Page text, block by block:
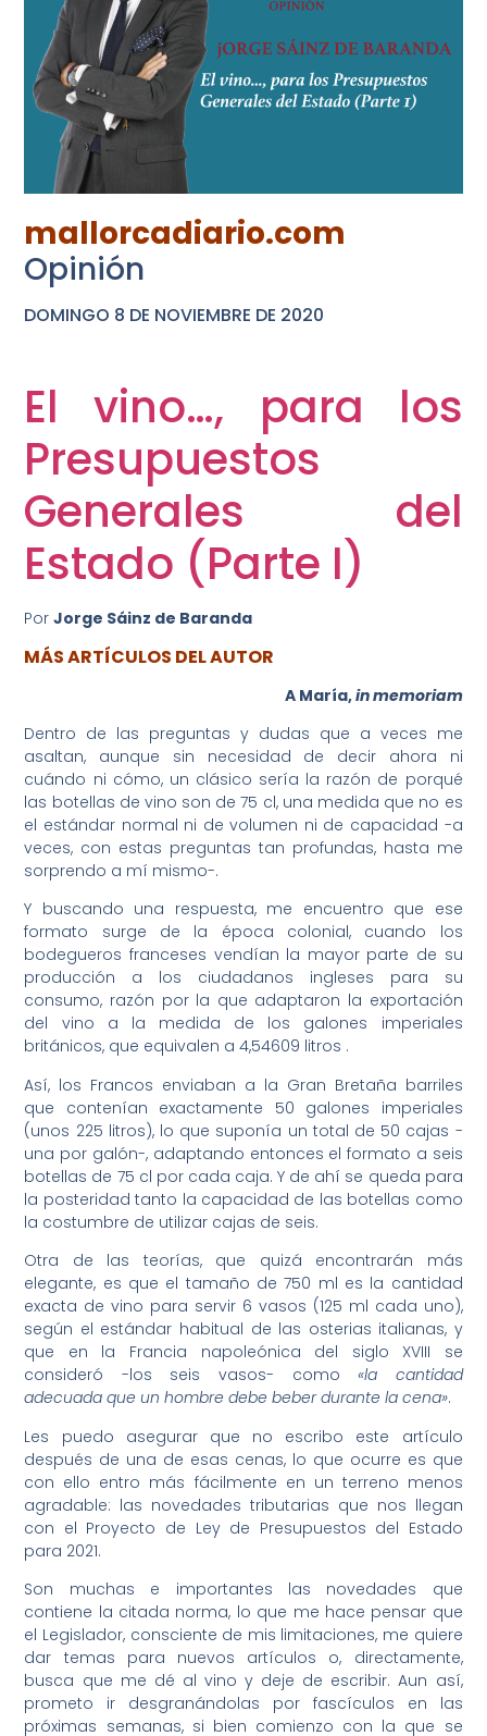
mallorcadiario.com
Opinión
DOMINGO 8 DE NOVIEMBRE DE 2020
El vino…, para los
Presupuestos
Generales del
Estado (Parte I)
PorJorge Sáinz de Baranda
MÁS ARTÍCULOS DEL AUTOR
A María,in memoriam
Dentro de las preguntas y dudas que a veces me
asaltan, aunque sin necesidad de decir ahora ni
cuándo ni cómo, un clásico sería la razón de porqué
las botellas de vino son de 75 cl, una medida que no es
el estándar normal ni de volumen ni de capacidad -a
veces, con estas preguntas tan profundas, hasta me
sorprendo a mí mismo-.
Y buscando una respuesta, me encuentro que ese
formato surge de la época colonial, cuando los
bodegueros franceses vendían la mayor parte de su
producción a los ciudadanos ingleses para su
consumo, razón por la que adaptaron la exportación
del vino a la medida de los galones imperiales
británicos, que equivalen a 4,54609 litros .
Así, los Francos enviaban a la Gran Bretaña barriles
que contenían exactamente 50 galones imperiales
(unos 225 litros), lo que suponía un total de 50 cajas -
una por galón-, adaptando entonces el formato a seis
botellas de 75 cl por cada caja. Y de ahí se queda para
la posteridad tanto la capacidad de las botellas como
la costumbre de utilizar cajas de seis.
Otra de las teorías, que quizá encontrarán más
elegante, es que el tamaño de 750 ml es la cantidad
exacta de vino para servir 6 vasos (125 ml cada uno),
según el estándar habitual de las osterias italianas, y
que en la Francia napoleónica del siglo XVIII se
consideró -los seis vasos- como«la cantidad
adecuada que un hombre debe beber durante la cena».
Les puedo asegurar que no escribo este artículo
después de una de esas cenas, lo que ocurre es que
con ello entro más fácilmente en un terreno menos
agradable: las novedades tributarias que nos llegan
con el Proyecto de Ley de Presupuestos del Estado
para 2021.
Son muchas e importantes las novedades que
contiene la citada norma, lo que me hace pensar que
el Legislador, consciente de mis limitaciones, me quiere
dar temas para nuevos artículos o, directamente,
busca que me dé al vino y deje de escribir. Aun así,
prometo ir desgranándolas por fascículos en las
próximas semanas, si bien comienzo con la que se